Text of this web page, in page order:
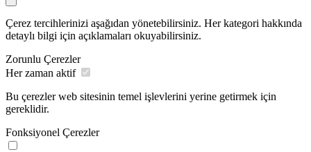
Çerez tercihlerinizi aşağıdan yönetebilirsiniz. Her kategori hakkında
detaylı bilgi için açıklamaları okuyabilirsiniz.
Zorunlu Çerezler
Her zaman aktif
Bu çerezler web sitesinin temel işlevlerini yerine getirmek için
gereklidir.
Fonksiyonel Çerezler